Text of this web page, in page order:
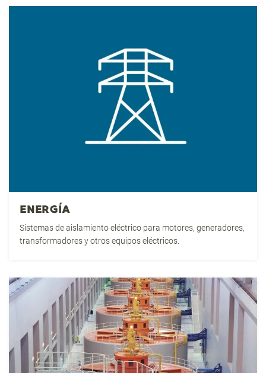
ENERGÍA
Sistemas de aislamiento eléctrico para motores, generadores,
transformadores y otros equipos eléctricos.